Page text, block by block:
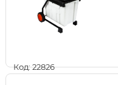
Код: 22826